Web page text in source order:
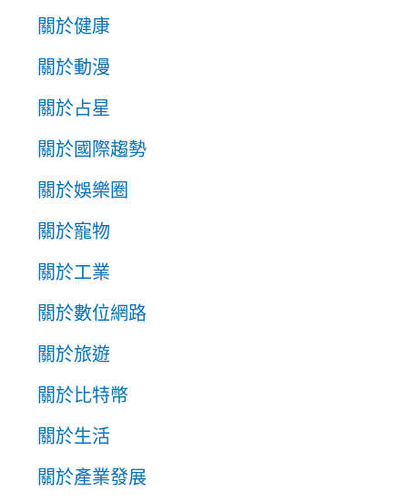
關於健康
關於動漫
關於占星
關於國際趨勢
關於娛樂圈
關於寵物
關於工業
關於數位網路
關於旅遊
關於比特幣
關於生活
關於產業發展